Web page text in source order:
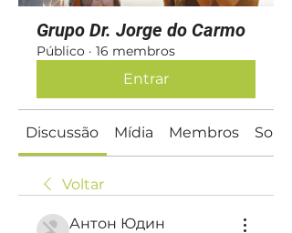
Grupo Dr. Jorge do Carmo
Público · 16 membros
Entrar
Discussão Mídia Membros Sobre
Voltar
Антон Юдин